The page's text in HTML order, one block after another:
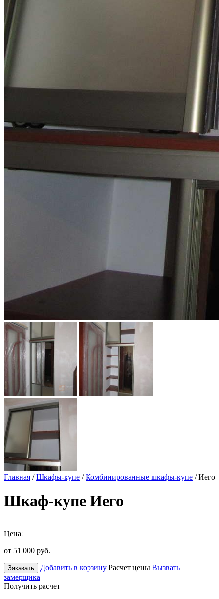
Главная /Шкафы-купе /Комбинированные шкафы-купе / Иего
Шкаф-купе Иего
Цена:
от 51 000 руб.
Заказать Добавить в корзину Расчет цены Вызвать
замерщика
Получить расчет